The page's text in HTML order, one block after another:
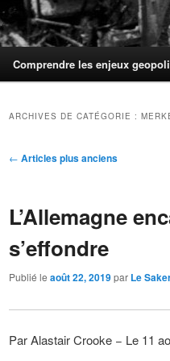
Comprendre les enjeux
ARCHIVES DE CATÉGORIE :
Navigation
← Articles plus anciens
L’Allemagne
s’effondre
Publié le août 22, 2019par Le
Par Alastair Crooke − Le 11